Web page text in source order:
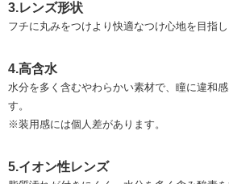
3.レンズ形状
フチに丸みをつけより快適なつけ心地を目指し
4.高含水
水分を多く含むやわらかい素材で、瞳に違和
す。
※装用感には個人差があります。
5.イオン性レンズ